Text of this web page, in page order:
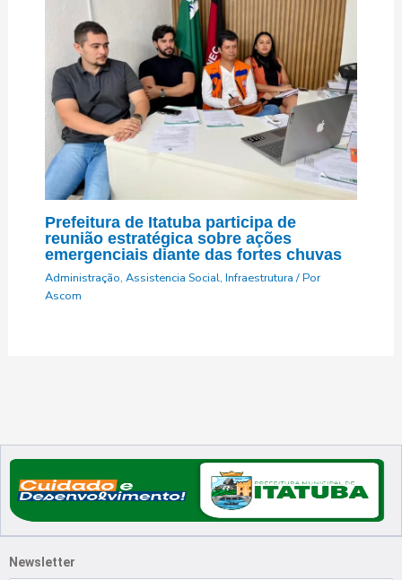
Prefeitura de Itatuba participa de
reunião estratégica sobre ações
emergenciais diante das fortes chuvas
Administração, Assistencia Social, Infraestrutura/ Por
Ascom
Newsletter